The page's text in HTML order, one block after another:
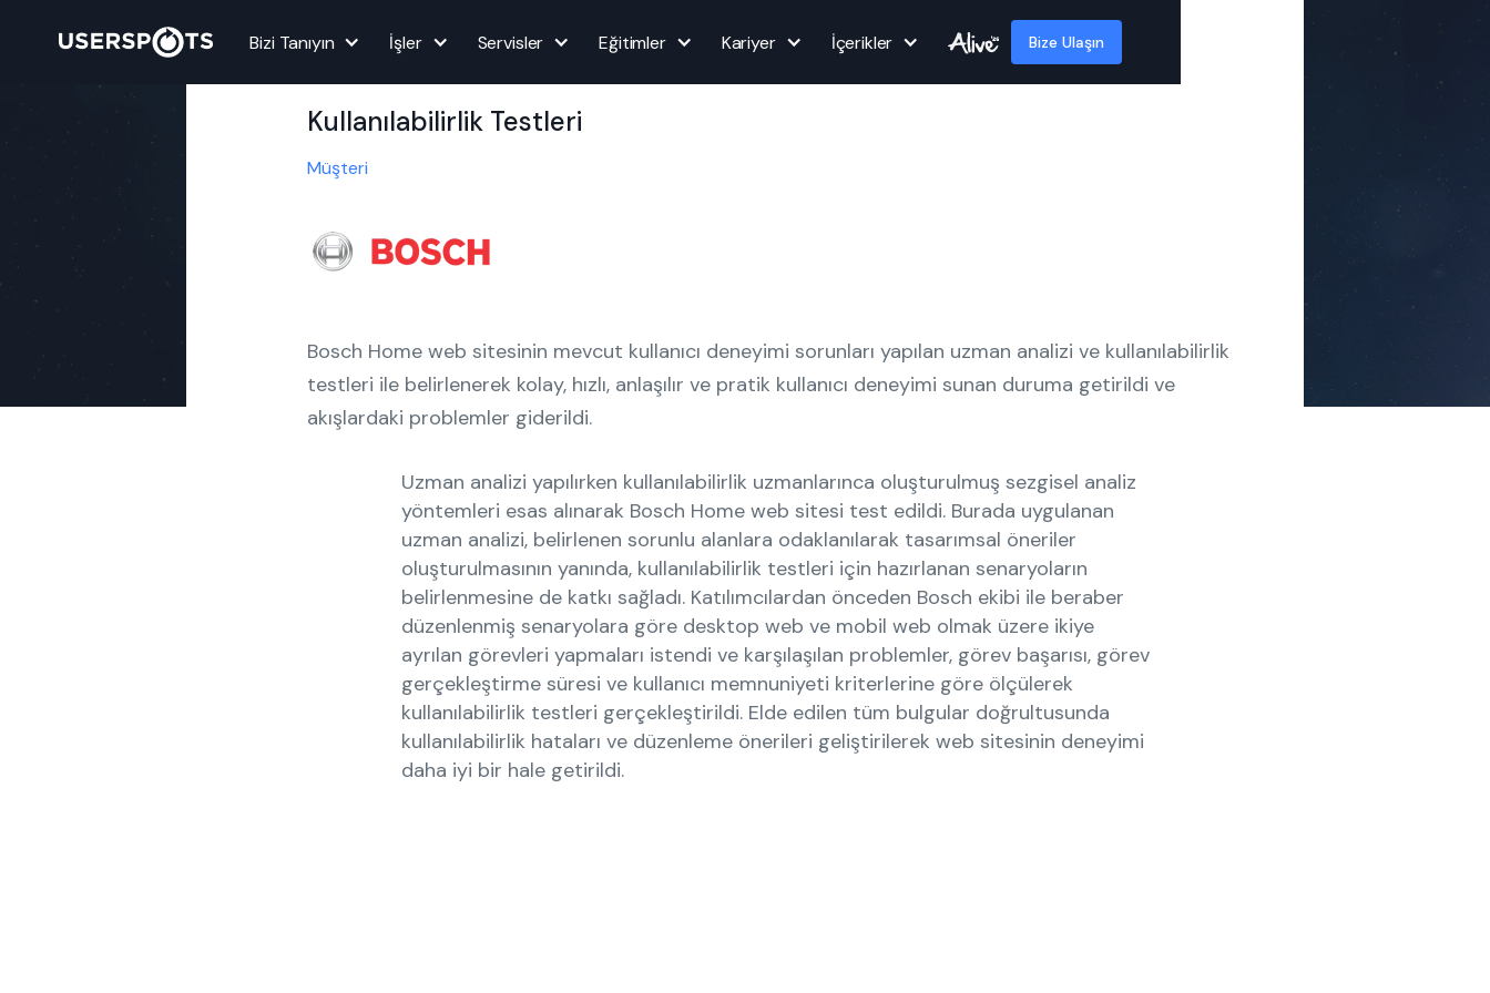
Bizi Tanıyın İşler Servisler Eğitimler Kariyer İçerikler Bize Ulaşın
Proje
Kullanılabilirlik Testleri
Müşteri
Bosch Home web sitesinin mevcut kullanıcı deneyimi sorunları yapılan uzman analizi ve kullanılabilirlik
testleri ile belirlenerek kolay, hızlı, anlaşılır ve pratik kullanıcı deneyimi sunan duruma getirildi ve
akışlardaki problemler giderildi.
Uzman analizi yapılırken kullanılabilirlik uzmanlarınca oluşturulmuş sezgisel analiz
yöntemleri esas alınarak Bosch Home web sitesi test edildi. Burada uygulanan
uzman analizi, belirlenen sorunlu alanlara odaklanılarak tasarımsal öneriler
oluşturulmasının yanında, kullanılabilirlik testleri için hazırlanan senaryoların
belirlenmesine de katkı sağladı. Katılımcılardan önceden Bosch ekibi ile beraber
düzenlenmiş senaryolara göre desktop web ve mobil web olmak üzere ikiye
ayrılan görevleri yapmaları istendi ve karşılaşılan problemler, görev başarısı, görev
gerçekleştirme süresi ve kullanıcı memnuniyeti kriterlerine göre ölçülerek
kullanılabilirlik testleri gerçekleştirildi. Elde edilen tüm bulgular doğrultusunda
kullanılabilirlik hataları ve düzenleme önerileri geliştirilerek web sitesinin deneyimi
daha iyi bir hale getirildi.